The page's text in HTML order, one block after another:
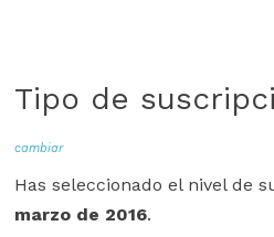
Tipo de
cambiar
Has seleccionado el nivel de
marzo de 2016.